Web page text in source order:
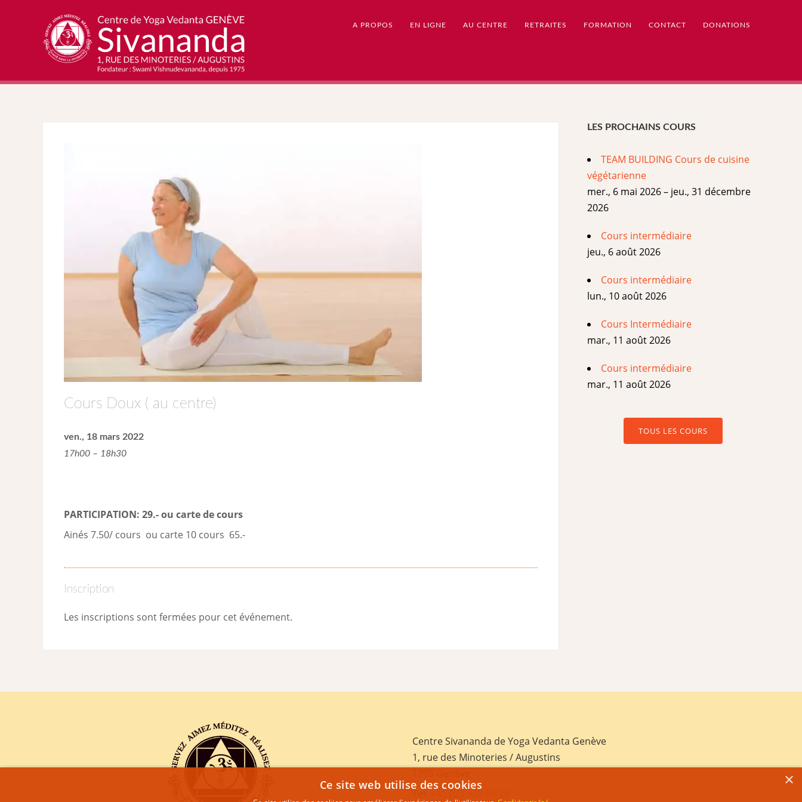
A PROPOS EN LIGNE AU CENTRE RETRAITES FORMATION CONTACT DONATIONS
Cours Doux ( au centre)
ven., 18 mars 2022
17h00 – 18h30
PARTICIPATION: 29.- ou carte de cours
Ainés 7.50/ cours ou carte 10 cours 65.-
Inscription
Les inscriptions sont fermées pour cet événement.
LES PROCHAINS COURS
TEAM BUILDING Cours de cuisine
végétarienne
mer., 6 mai 2026 – jeu., 31 décembre
2026
Cours intermédiaire
jeu., 6 août 2026
Cours intermédiaire
lun., 10 août 2026
Cours Intermédiaire
mar., 11 août 2026
Cours intermédiaire
mar., 11 août 2026
TOUS LES COURS
Centre Sivananda de Yoga Vedanta Genève
1, rue des Minoteries / Augustins
×
Ce site web utilise des cookies